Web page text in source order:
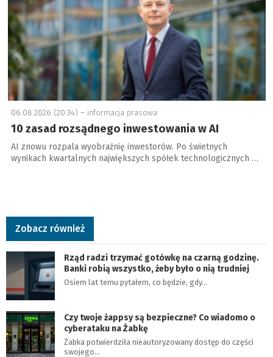
06.08.2026 (20:34) – informacja prasowa
10 zasad rozsądnego inwestowania w AI
AI znowu rozpala wyobraźnię inwestorów. Po świetnych
wynikach kwartalnych największych spółek technologicznych …
Zobacz również
Rząd radzi trzymać gotówkę na czarną godzinę.
Banki robią wszystko, żeby było o nią trudniej
Osiem lat temu pytałem, co będzie, gdy…
Czy twoje żappsy są bezpieczne? Co wiadomo o
cyberataku na Żabkę
Żabka potwierdziła nieautoryzowany dostęp do części
swojego…